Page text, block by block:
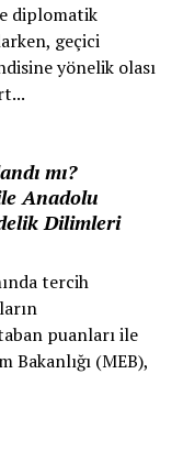
diplomatik
geçici
yönelik olası
mı?
Anadolu
Dilimleri
tercih
puanları ile
(MEB),